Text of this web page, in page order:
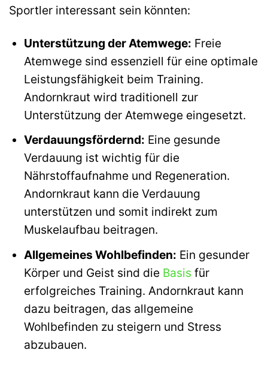
Sportler interessant sein könnten:
Unterstützung der Atemwege: Freie
Atemwege sind essenziell für eine optimale
Leistungsfähigkeit beim Training.
Andornkraut wird traditionell zur
Unterstützung der Atemwege eingesetzt.
Verdauungsfördernd: Eine gesunde
Verdauung ist wichtig für die
Nährstoffaufnahme und Regeneration.
Andornkraut kann die Verdauung
unterstützen und somit indirekt zum
Muskelaufbau beitragen.
Allgemeines Wohlbefinden: Ein gesunder
Körper und Geist sind die Basis für
erfolgreiches Training. Andornkraut kann
dazu beitragen, das allgemeine
Wohlbefinden zu steigern und Stress
abzubauen.